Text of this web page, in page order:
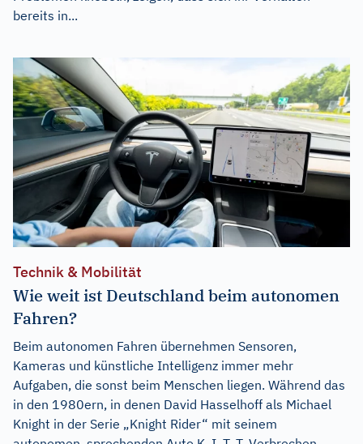
bereits in...
Technik & Mobilität
Wie weit ist Deutschland beim autonomen
Fahren?
Beim autonomen Fahren übernehmen Sensoren,
Kameras und künstliche Intelligenz immer mehr
Aufgaben, die sonst beim Menschen liegen. Während das
in den 1980ern, in denen David Hasselhoff als Michael
Knight in der Serie „Knight Rider“ mit seinem